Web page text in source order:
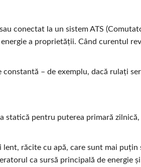
conectat la un sistem ATS
a proprietății. Când curentul
– de exemplu, dacă rulați
statică pentru puterea primară
răcite cu apă, care sunt mai
ca sursă principală de energie